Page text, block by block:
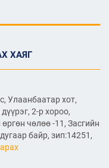
ийн 70
агаарын
салбарын
ирээдүйн чиг
хамтдаа
байна
ХАЯГ
Улаанбаатар хот,
2-р хороо,
чөлөө -11, Засгийн
байр, зип:14251,